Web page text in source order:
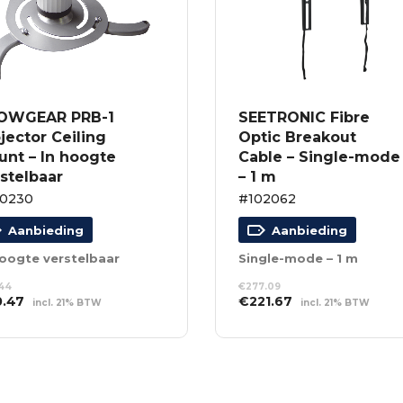
PRB-1
Ceiling
– In hoogte
Aanbieding
verstelbaar
Huidige
is:
incl. 21% BTW
SEETRONIC Fibre
Optic Breakout
Cable – Single-mode
– 1 m
#102062
Aanbieding
Single-mode – 1 m
€277.09
Oorspronkelijke
was:
€221.67Huidige
is:
incl. 21% BTW
WINKELWAGEN